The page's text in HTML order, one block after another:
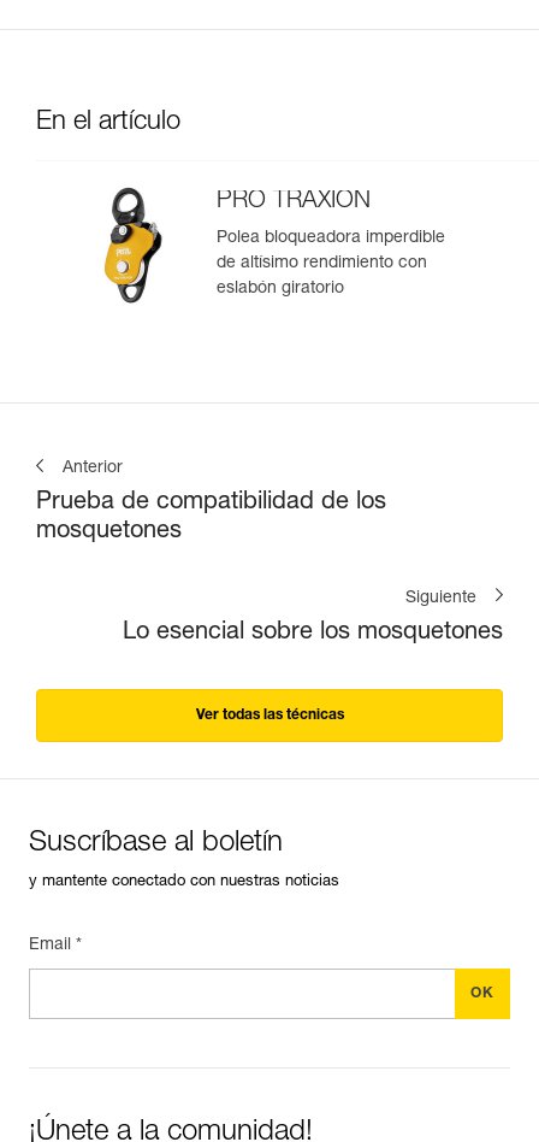
En el artículo
PRO TRAXION
Polea bloqueadora imperdible
de altísimo rendimiento con
eslabón giratorio
Anterior
Prueba de compatibilidad de los
mosquetones
Siguiente
Lo esencial sobre los mosquetones
Ver todas las técnicas
Suscríbase al boletín
y mantente conectado con nuestras noticias
Email *
¡Únete a la comunidad!